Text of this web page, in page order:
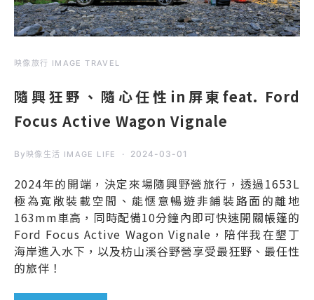
映像旅行 IMAGE TRAVEL
隨興狂野、隨心任性in屏東feat. Ford
Focus Active Wagon Vignale
By 映像生活 IMAGE LIFE 2024-03-01
2024年的開端，決定來場隨興野營旅行，透過1653L
極為寬敞裝載空間、能愜意暢遊非鋪裝路面的離地
163mm車高，同時配備10分鐘內即可快速開關帳篷的
Ford Focus Active Wagon Vignale，陪伴我在墾丁
海岸進入水下，以及枋山溪谷野營享受最狂野、最任性
的旅伴！